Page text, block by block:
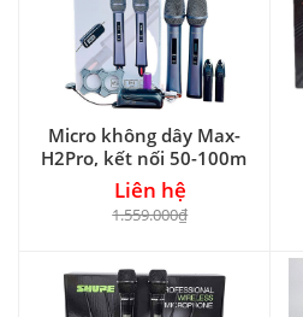
Micro không dây Max-
H2Pro, kết nối 50-100m
Liên hệ
1.559.000₫